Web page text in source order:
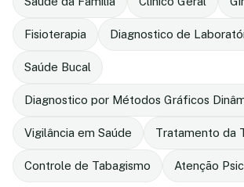
Fisioterapia Diagnostico de
Saúde Bucal
Diagnostico por Métodos Gráficos
Vigilância em Saúde Tratamento da
Controle de Tabagismo Atenção